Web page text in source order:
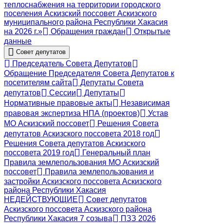
теплоснабжения на территории городского
поселения Аскизский поссовет Аскизского
муниципального района Республики Хакасия
на 2026 г.»
Обращения граждан
Открытые
данные
Совет депутатов
Председатель Совета Депутатов
Обращение Председателя Совета Депутатов к
посетителям сайта
Депутаты Совета
депутатов
Сессии
Депутаты
Нормативные правовые акты
Независимая
правовая экспертиза НПА (проектов)
Устав
МО Аскизский поссовет
Решения Совета
депутатов Аскизского поссовета 2018 год
Решения Совета депутатов Аскизского
поссовета 2019 год
Генеральный план
Правила землепользования МО Аскизский
поссовет
Правила землепользования и
застройки Аскизского поссовета Аскизского
района Республики Хакасия
НЕДЕЙСТВУЮЩИЕ
Совет депутатов
Аскизского поссовета Аскизского района
Республики Хакасия 7 созыва
ПЗЗ 2026